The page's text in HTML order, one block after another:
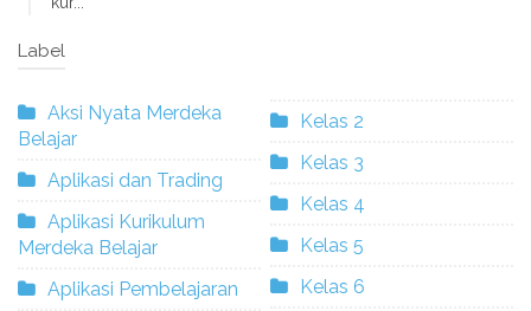
Label
Aksi Nyata Merdeka
Belajar
Aplikasi dan Trading
Aplikasi Kurikulum
Merdeka Belajar
Aplikasi Pembelajaran
Kelas 2
Kelas 3
Kelas 4
Kelas 5
Kelas 6